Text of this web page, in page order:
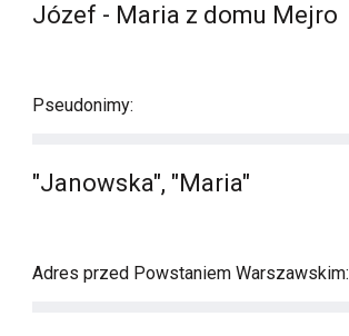
Józef - Maria z domu Mejro
Pseudonimy:
"Janowska", "Maria"
Adres przed Powstaniem Warszawskim: